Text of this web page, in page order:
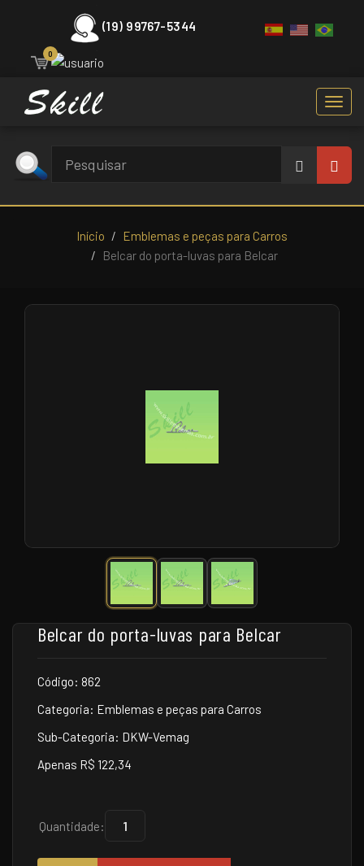
(19) 99767-5344
0
Início
Emblemas e peças para Carros
Belcar do porta-luvas para Belcar
Belcar do porta-luvas para Belcar
Código: 862
Categoria: Emblemas e peças para Carros
Sub-Categoria: DKW-Vemag
Apenas R$ 122,34
Quantidade: